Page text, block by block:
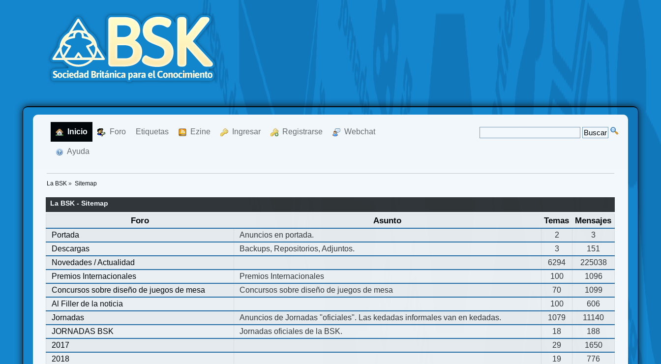
Inicio Foro Etiquetas Ezine Ingresar Registrarse Webchat
Ayuda
La BSK » Sitemap
La BSK - Sitemap
Foro Asunto Temas Mensajes
Portada Anuncios en portada. 2
3
Descargas
Backups, Repositorios, Adjuntos. 3
151
Novedades / Actualidad
6294
225038
Premios Internacionales
Premios Internacionales 100
1096
Concursos sobre diseño de juegos de mesa
Concursos sobre diseño de juegos de mesa 70
1099
Al Filler de la noticia
100
606
Jornadas
Anuncios de Jornadas "oficiales". Las kedadas informales van en kedadas. 1079
11140
JORNADAS BSK
Jornadas oficiales de la BSK. 18
188
2017
29
1650
2018
19
776